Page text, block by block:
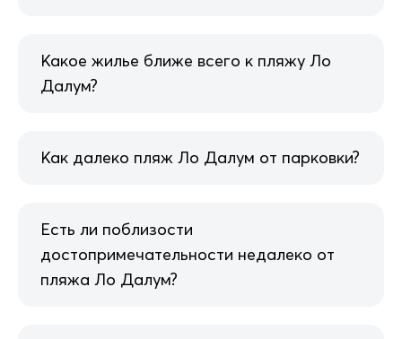
Какое жилье ближе всего к пляжу Ло
Далум?
Как далеко пляж Ло Далум от парковки?
Есть ли поблизости
достопримечательности недалеко от
пляжа Ло Далум?